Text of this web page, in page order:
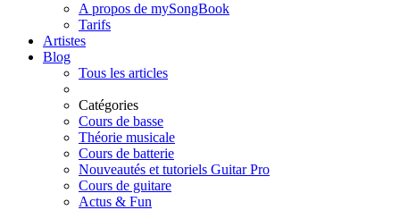
A propos de mySongBook
Tarifs
Artistes
Blog
Tous les articles
Catégories
Cours de basse
Théorie musicale
Cours de batterie
Nouveautés et tutoriels Guitar Pro
Cours de guitare
Actus & Fun